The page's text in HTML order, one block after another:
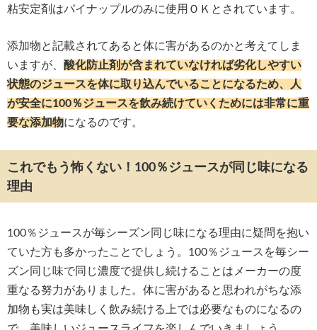
粘安定剤はパイナップルのみに使用ＯＫとされています。
添加物と記載されてあると体に害があるのかと考えてしま
いますが、 酸化防止剤が含まれていなければ劣化しやすい
状態のジュースを体に取り込んでいることになるため、人
が安全に100％ジュースを飲み続けていくためには非常に重
要な添加物になるのです。
これでもう怖くない！100％ジュースが同じ味になる
理由
100％ジュースが毎シーズン同じ味になる理由に疑問を抱い
ていた方も多かったことでしょう。100％ジュースを毎シー
ズン同じ味で同じ濃度で提供し続けることはメーカーの度
重なる努力がありました。体に害があると思われがちな添
加物も実は美味しく飲み続ける上では必要なものになるの